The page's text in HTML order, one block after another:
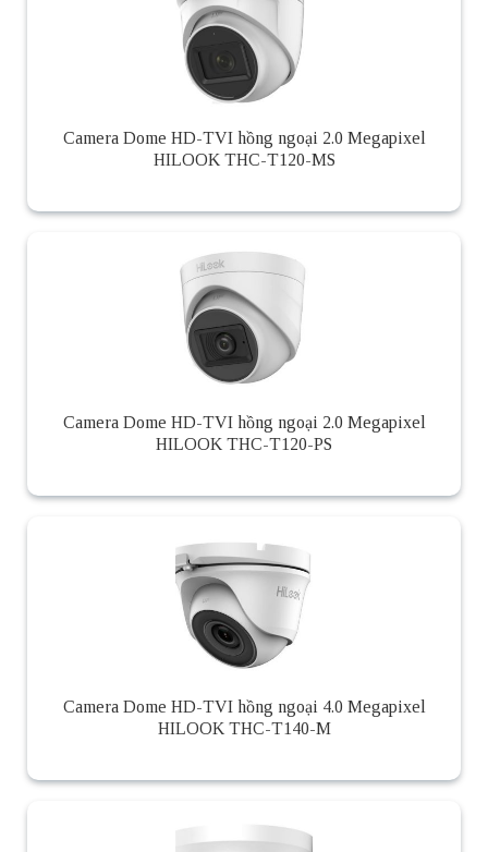
Camera Dome HD-TVI hồng ngoại 2.0 Megapixel
HILOOK THC-T120-MS
Camera Dome HD-TVI hồng ngoại 2.0 Megapixel
HILOOK THC-T120-PS
Camera Dome HD-TVI hồng ngoại 4.0 Megapixel
HILOOK THC-T140-M